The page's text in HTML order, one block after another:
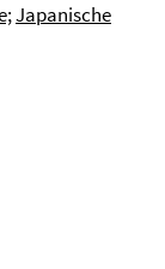
Japanische